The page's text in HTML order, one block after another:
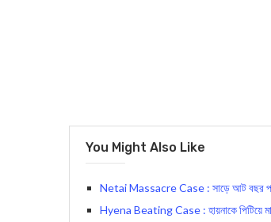
You Might Also Like
Netai Massacre Case : সাড়ে আট বছর পর
Hyena Beating Case : হায়নাকে পিটিয়ে